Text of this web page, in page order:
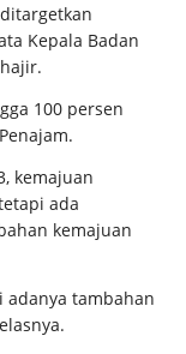
Kepala Badan
100 persen
kemajuan
ada
kemajuan
adanya tambahan